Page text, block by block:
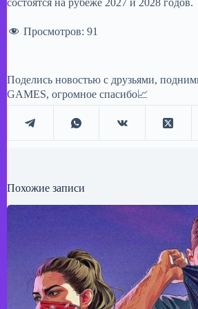
состоятся на рубеже 2027 и 2028 годов.
Просмотров: 91
Поделись новостью с друзьями,
GAMES, огромное спасибо📈
Похожие записи